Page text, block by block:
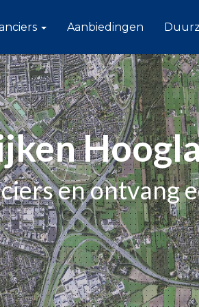
Aanbiedingen
en ontvang